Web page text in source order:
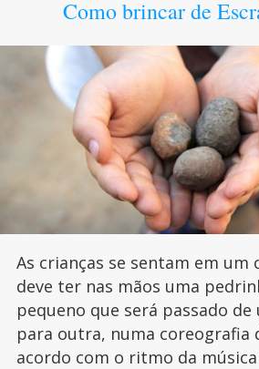
Como brincar de
As crianças se sentam em um
deve ter nas mãos uma
pequeno que será passado de
para outra, numa coreografia
acordo com o ritmo da música